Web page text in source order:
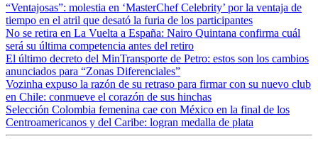
“Ventajosas”: molestia en ‘MasterChef Celebrity’ por la ventaja de
tiempo en el atril que desató la furia de los participantes
No se retira en La Vuelta a España: Nairo Quintana confirma cuál
será su última competencia antes del retiro
El último decreto del MinTransporte de Petro: estos son los cambios
anunciados para “Zonas Diferenciales”
Vozinha expuso la razón de su retraso para firmar con su nuevo club
en Chile: conmueve el corazón de sus hinchas
Selección Colombia femenina cae con México en la final de los
Centroamericanos y del Caribe: logran medalla de plata